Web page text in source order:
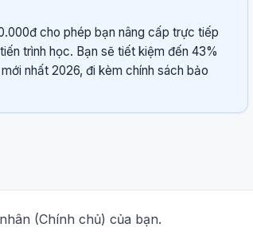
cho phép bạn nâng cấp trực tiếp
trình học. Bạn sẽ tiết kiệm đến 43%
nhất 2026, đi kèm chính sách bảo
(Chính chủ) của bạn.